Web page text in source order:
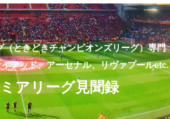
ときどきチャンピオンズリーグ）専門
テッド、アーセナル、リヴァプールetc.
アリーグ見聞録